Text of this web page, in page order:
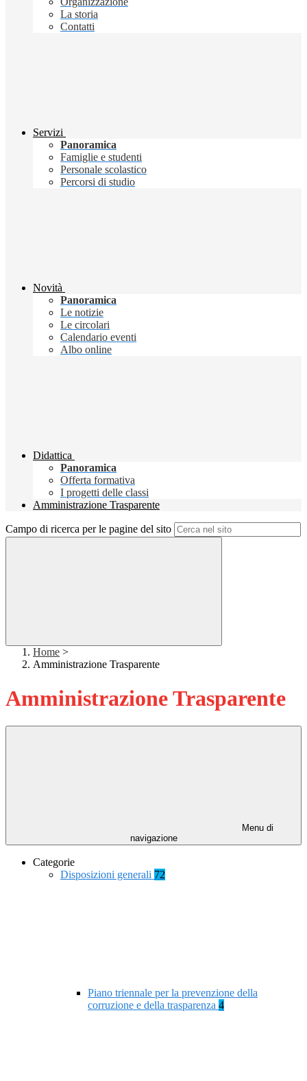
La storia
Contatti
Servizi
Panoramica
Famiglie e studenti
Personale scolastico
Percorsi di studio
Novità
Panoramica
Le notizie
Le circolari
Calendario eventi
Albo online
Didattica
Panoramica
Offerta formativa
I progetti delle classi
Amministrazione Trasparente
Campo di ricerca per le pagine del sito
Home >
Amministrazione Trasparente
Amministrazione Trasparente
Menu di
navigazione
Categorie
Disposizioni generali 72
Piano triennale per la prevenzione della
corruzione e della trasparenza 4